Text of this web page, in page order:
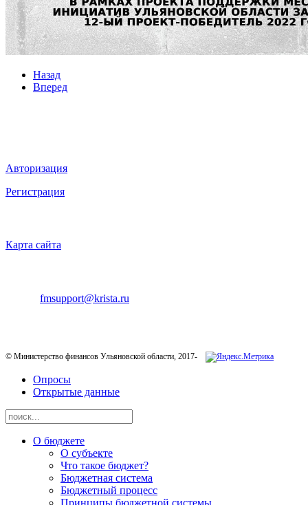
Назад
Вперед
Авторизация
Регистрация
Карта сайта
fmsupport@krista.ru
© Министерство финансов Ульяновской области, 2017-
Опросы
Открытые данные
О бюджете
О субъекте
Что такое бюджет?
Бюджетная система
Бюджетный процесс
Принципы бюджетной системы